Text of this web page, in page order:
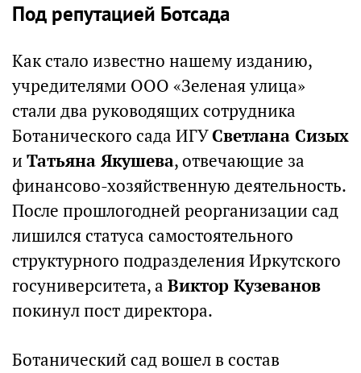
Под репутацией Ботсада
Как стало известно нашему изданию,
учредителями ООО «Зеленая улица»
стали два руководящих сотрудника
Ботанического сада ИГУСветлана Сизых
и Татьяна Якушева, отвечающие за
финансово-хозяйственную деятельность.
После прошлогодней реорганизации сад
лишился статуса самостоятельного
структурного подразделения Иркутского
госуниверситета, а Виктор Кузеванов
покинул пост директора.
Ботанический сад вошел в состав